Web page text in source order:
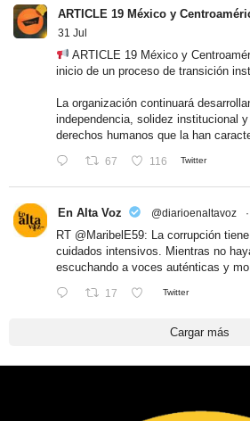
ARTICLE 19 México y
31 Jul
ARTICLE 19 México y
inicio de un proceso de transición
La organización continuará
independencia, solidez institucional
derechos humanos que la han
67 116 Twitter
En Alta Voz @diarioenaltavoz ·
RT @MaribelE59: La corrupción
cuidados intensivos. Mientras no
escuchando a voces auténticas y
17 Twitter
Cargar más